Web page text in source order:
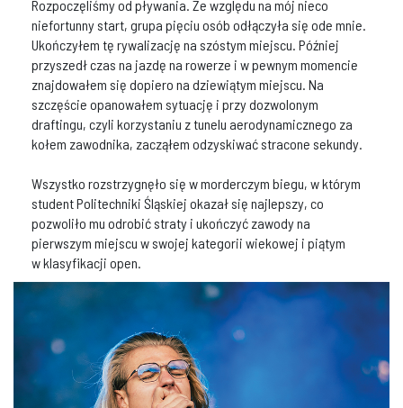
Rozpoczęliśmy od pływania. Ze względu na mój nieco
niefortunny start, grupa pięciu osób odłączyła się ode mnie.
Ukończyłem tę rywalizację na szóstym miejscu. Później
przyszedł czas na jazdę na rowerze i w pewnym momencie
znajdowałem się dopiero na dziewiątym miejscu. Na
szczęście opanowałem sytuację i przy dozwolonym
draftingu, czyli korzystaniu z tunelu aerodynamicznego za
kołem zawodnika, zacząłem odzyskiwać stracone sekundy.
Wszystko rozstrzygnęło się w morderczym biegu, w którym
student Politechniki Śląskiej okazał się najlepszy, co
pozwoliło mu odrobić straty i ukończyć zawody na
pierwszym miejscu w swojej kategorii wiekowej i piątym
w klasyfikacji open.